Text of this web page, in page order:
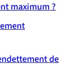
maximum ?
de